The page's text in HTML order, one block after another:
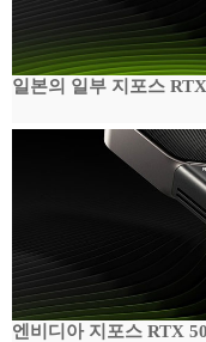
일본의 일부 지포스
엔비디아 지포스 RTX